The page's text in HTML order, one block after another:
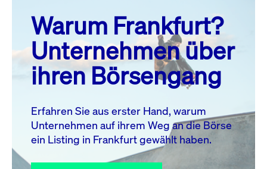
MO. DI. MI. DO. FR. SA. SO.
1
2
3
4 5 6 7 8
10 11 13 14
17
18 19 20 21 22
23
27 28
Warum Frankfurt?
Unternehmen über
ihren Börsengang
Erfahren Sie aus erster Hand, warum
Unternehmen auf ihrem Weg an die Börse
ein Listing in Frankfurt gewählt haben.